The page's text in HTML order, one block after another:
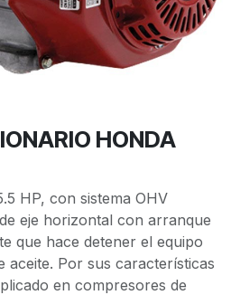
HONDA
HP, con sistema OHV
eje horizontal con arranque
que hace detener el equipo
aceite. Por sus características
en compresores de